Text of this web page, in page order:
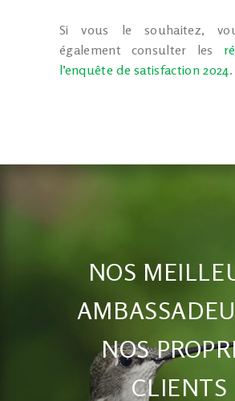
Si vous le souhaitez,
également consulter les
l’enquête de satisfaction 2024.
NOS
NOS
CLIENTS